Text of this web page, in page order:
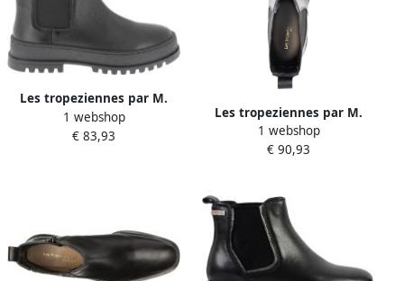
Les tropeziennes par M.
Belarbi Leren enkellaarsjes
Les Veronica
1 webshop
€ 83,93
Les tropeziennes par M.
Belarbi Vaneka leren
enkellaarsjes
1 webshop
€ 90,93